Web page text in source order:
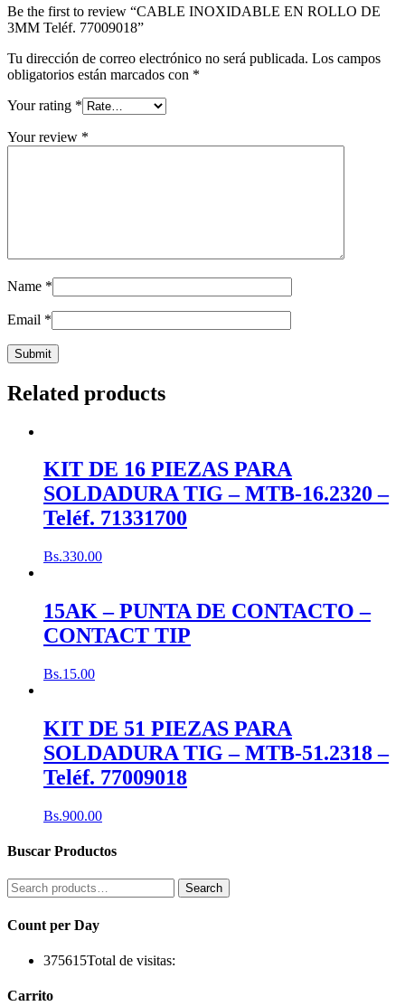
Be the first to review “CABLE INOXIDABLE EN ROLLO DE
3MM Teléf. 77009018”
Tu dirección de correo electrónico no será publicada. Los campos
obligatorios están marcados con *
Your rating *
Your review *
Name *
Email *
Related products
KIT DE 16 PIEZAS PARA
SOLDADURA TIG – MTB-16.2320 –
Teléf. 71331700
Bs.330.00
15AK – PUNTA DE CONTACTO –
CONTACT TIP
Bs.15.00
KIT DE 51 PIEZAS PARA
SOLDADURA TIG – MTB-51.2318 –
Teléf. 77009018
Bs.900.00
Buscar Productos
Search
for:
Search
Count per Day
375615Total de visitas:
Carrito